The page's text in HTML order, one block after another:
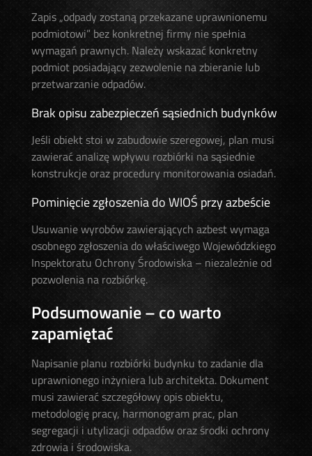
Zapis „odpady zostaną przekazane uprawnionemu
podmiotowi” bez konkretnej firmy nie spełnia
wymagań prawnych. Należy wskazać konkretny
podmiot posiadający zezwolenie na zbieranie lub
przetwarzanie odpadów.
Brak opisu zabezpieczeń sąsiednich budynków
Jeśli obiekt stoi w zabudowie szeregowej, plan musi
zawierać analizę wpływu rozbiórki na sąsiednie
konstrukcje oraz procedury monitorowania osiadań.
Pominięcie zgłoszenia do WIOŚ przy azbeście
Usuwanie wyrobów zawierających azbest wymaga
osobnego zgłoszenia do właściwego Wojewódzkiego
Inspektoratu Ochrony Środowiska – niezależnie od
pozwolenia na rozbiórkę.
Podsumowanie – co warto
zapamiętać
Napisanie planu rozbiórki budynku to zadanie dla
uprawnionego inżyniera lub architekta. Dokument
musi zawierać szczegółowy opis obiektu,
metodologię pracy, harmonogram prac, plan
segregacji i utylizacji odpadów oraz środki ochrony
zdrowia i środowiska.